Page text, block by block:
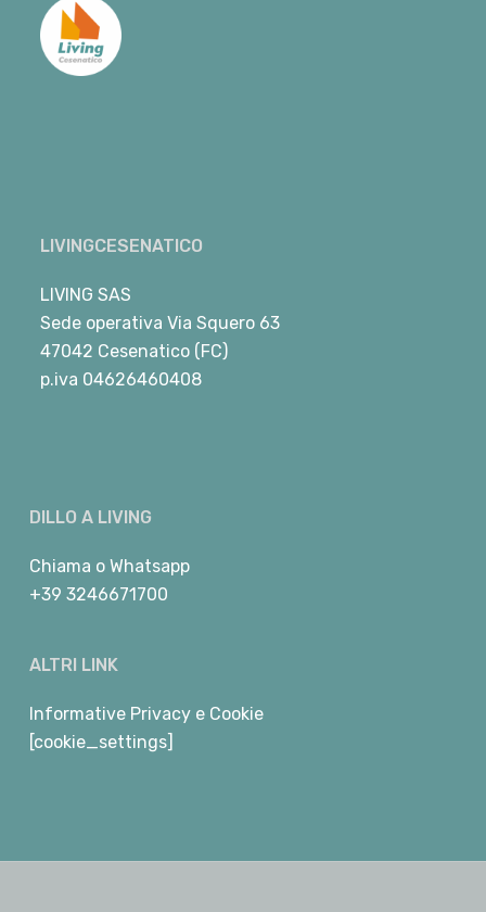
LIVINGCESENATICO
LIVING SAS
Sede operativa Via Squero 63
47042 Cesenatico (FC)
p.iva 04626460408
DILLO A LIVING
Chiama o Whatsapp
+39 3246671700
ALTRI LINK
Informative Privacy e Cookie
[cookie_settings]